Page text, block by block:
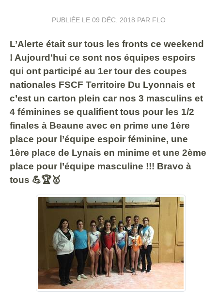
PUBLIÉE LE 09 DÉC. 2018 PAR FLO
L’Alerte était sur tous les fronts ce weekend
! Aujourd’hui ce sont nos équipes espoirs
qui ont participé au 1er tour des coupes
nationales FSCF Territoire Du Lyonnais et
c’est un carton plein car nos 3 masculins et
4 féminines se qualifient tous pour les 1/2
finales à Beaune avec en prime une 1ère
place pour l’équipe espoir féminine, une
1ère place de Lynais en minime et une 2ème
place pour l’équipe masculine !!! Bravo à
tous 💪🏆🥇